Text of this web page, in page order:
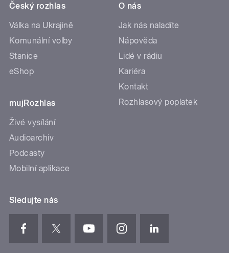
Český rozhlas
Válka na Ukrajině
Komunální volby
Stanice
eShop
mujRozhlas
Živé vysílání
Audioarchiv
Podcasty
Mobilní aplikace
O nás
Jak nás naladíte
Nápověda
Lidé v rádiu
Kariéra
Kontakt
Rozhlasový poplatek
Sledujte nás